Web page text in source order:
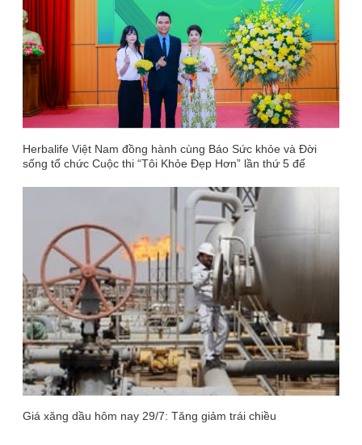
Herbalife Việt Nam đồng hành cùng Báo Sức khỏe và Đời
sống tổ chức Cuộc thi “Tôi Khỏe Đẹp Hơn” lần thứ 5 để
Giá xăng dầu hôm nay 29/7: Tăng giảm trái chiều